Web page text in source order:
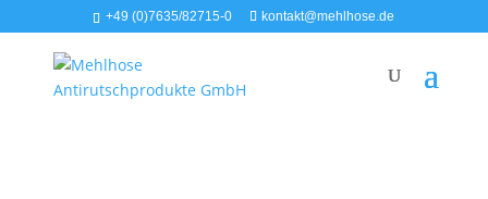
+49 (0)7635/82715-0 kontakt@mehlhose.de